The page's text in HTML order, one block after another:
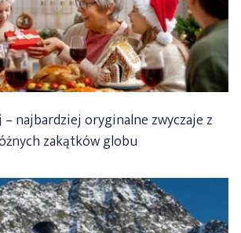
najbardziej oryginalne zwyczaje z
zakątków globu